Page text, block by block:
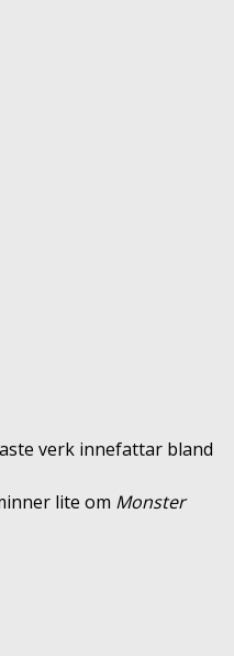
verk innefattar bland
lite om Monster